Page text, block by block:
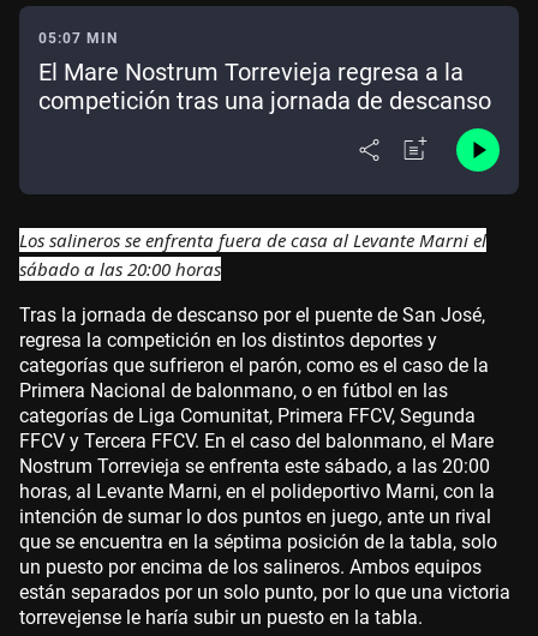
05:07 MIN
El Mare Nostrum Torrevieja regresa a la
competición tras una jornada de descanso
Los salineros se enfrenta fuera de casa al Levante Marni el
sábado a las 20:00 horas
Tras la jornada de descanso por el puente de San José,
regresa la competición en los distintos deportes y
categorías que sufrieron el parón, como es el caso de la
Primera Nacional de balonmano, o en fútbol en las
categorías de Liga Comunitat, Primera FFCV, Segunda
FFCV y Tercera FFCV. En el caso del balonmano, el Mare
Nostrum Torrevieja se enfrenta este sábado, a las 20:00
horas, al Levante Marni, en el polideportivo Marni, con la
intención de sumar lo dos puntos en juego, ante un rival
que se encuentra en la séptima posición de la tabla, solo
un puesto por encima de los salineros. Ambos equipos
están separados por un solo punto, por lo que una victoria
torrevejense le haría subir un puesto en la tabla.